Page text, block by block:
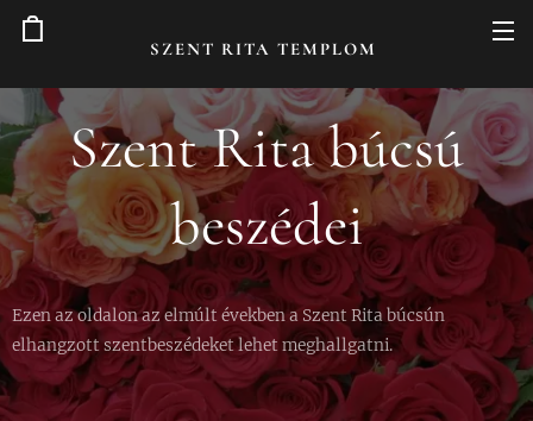
SZENT RITA TEMPLOM
Szent Rita búcsú
beszédei
Ezen az oldalon az elmúlt években a Szent Rita búcsún
elhangzott szentbeszédeket lehet meghallgatni.